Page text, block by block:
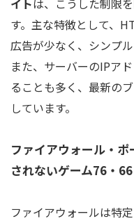
イトは、こうした制限
す。主な特徴として、
広告が少なく、シンプ
また、サーバーのIPア
ることも多く、最新の
しています。
ファイアウォール・
されないゲーム76・
ファイアウォールは特